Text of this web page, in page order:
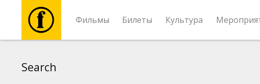
Фильмы Билеты Культура
Search